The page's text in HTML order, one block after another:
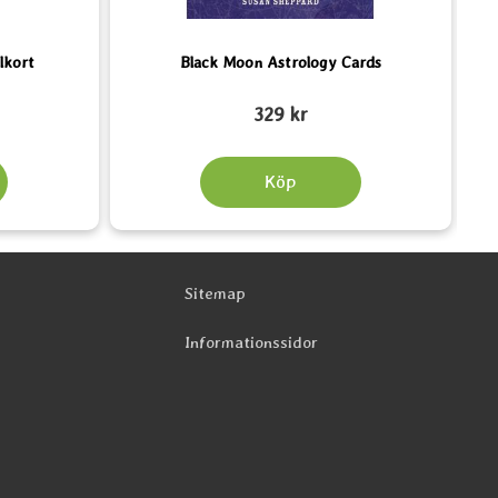
Black Moon Astrology Cards
329 kr
Köp
Sitemap
Informationssidor